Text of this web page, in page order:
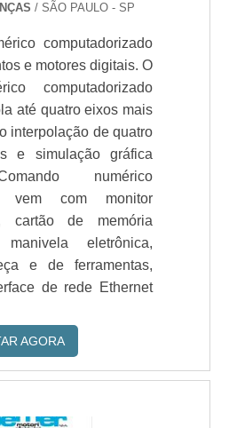
/ SÃO PAULO - SP
computadorizado
e motores digitais. O
computadorizado
até quatro eixos mais
interpolação de quatro
e simulação gráfica
numérico
vem com monitor
cartão de memória
eletrônica,
e de ferramentas,
de rede Ethernet
AGORA